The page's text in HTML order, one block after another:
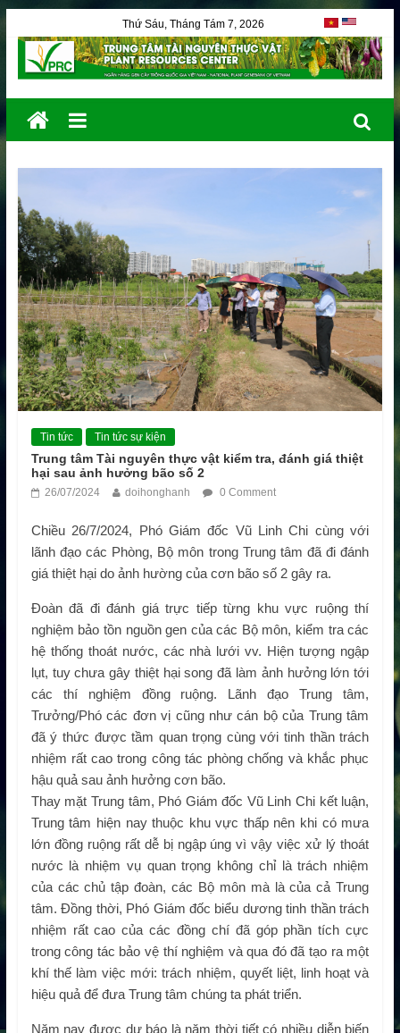
Thứ Sáu, Tháng Tám 7, 2026
Tin tức Tin tức sự kiện
Trung tâm Tài nguyên thực vật kiểm tra, đánh giá thiệt
hại sau ảnh hưởng bão số 2
26/07/2024 doihonghanh 0 Comment
Chiều 26/7/2024, Phó Giám đốc Vũ Linh Chi cùng với
lãnh đạo các Phòng, Bộ môn trong Trung tâm đã đi đánh
giá thiệt hại do ảnh hường của cơn bão số 2 gây ra.
Đoàn đã đi đánh giá trực tiếp từng khu vực ruộng thí
nghiệm bảo tồn nguồn gen của các Bộ môn, kiểm tra các
hệ thống thoát nước, các nhà lưới vv. Hiện tượng ngập
lụt, tuy chưa gây thiệt hại song đã làm ảnh hưởng lớn tới
các thí nghiệm đồng ruộng. Lãnh đạo Trung tâm,
Trưởng/Phó các đơn vị cũng như cán bộ của Trung tâm
đã ý thức được tầm quan trọng cùng với tinh thần trách
nhiệm rất cao trong công tác phòng chống và khắc phục
hậu quả sau ảnh hưởng cơn bão.
Thay mặt Trung tâm, Phó Giám đốc Vũ Linh Chi kết luận,
Trung tâm hiện nay thuộc khu vực thấp nên khi có mưa
lớn đồng ruộng rất dễ bị ngập úng vì vậy việc xử lý thoát
nước là nhiệm vụ quan trọng không chỉ là trách nhiệm
của các chủ tập đoàn, các Bộ môn mà là của cả Trung
tâm. Đồng thời, Phó Giám đốc biểu dương tinh thần trách
nhiệm rất cao của các đồng chí đã góp phần tích cực
trong công tác bảo vệ thí nghiệm và qua đó đã tạo ra một
khí thế làm việc mới: trách nhiệm, quyết liệt, linh hoạt và
hiệu quả để đưa Trung tâm chúng ta phát triển.
Năm nay được dự báo là năm thời tiết có nhiều diễn biến